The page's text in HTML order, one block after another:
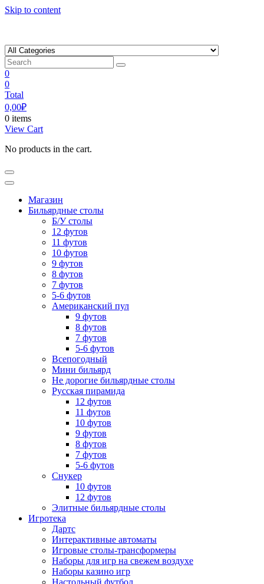
Skip to content
0
0
Total
0,00₽
0 items
View Cart
No products in the cart.
Магазин
Бильярдные столы
Б/У столы
12 футов
11 футов
10 футов
9 футов
8 футов
7 футов
5-6 футов
Американский пул
9 футов
8 футов
7 футов
5-6 футов
Всепогодный
Мини бильярд
Не дорогие бильярдные столы
Русская пирамида
12 футов
11 футов
10 футов
9 футов
8 футов
7 футов
5-6 футов
Снукер
10 футов
12 футов
Элитные бильярдные столы
Игротека
Дартс
Интерактивные автоматы
Игровые столы-трансформеры
Наборы для игр на свежем воздухе
Наборы казино игр
Настольный футбол